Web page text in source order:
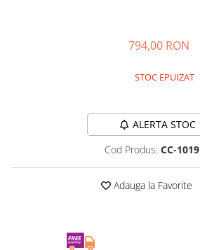
794,00 RON
STOC EPUIZAT
ALERTA STOC
Cod Produs: CC-1019
Adauga la Favorite